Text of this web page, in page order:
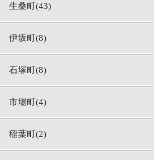
生桑町(43)
伊坂町(8)
石塚町(8)
市場町(4)
稲葉町(2)